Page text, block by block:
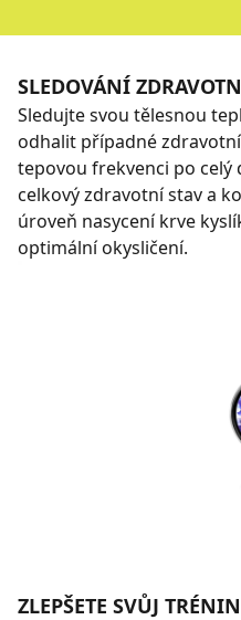
SLEDOVÁNÍ
Sledujte svou tělesnou
odhalit případné
tepovou frekvenci po celý
celkový zdravotní stav a
úroveň nasycení krve
optimální okysličení.
ZLEPŠETE SVŮJ